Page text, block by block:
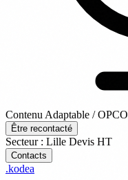
Contenu Adaptable / OPCO
Être recontacté
Secteur : Lille Devis HT
Contacts
.kodea